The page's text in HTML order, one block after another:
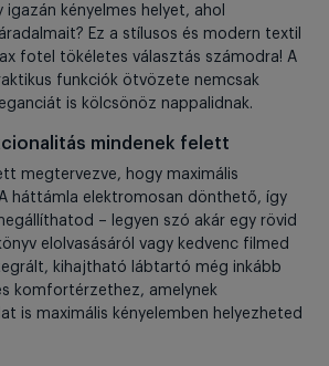
kényelmes helyet, ahol
Ez a stílusos és modern textil
fotel tökéletes választás számodra! A
funkciók ötvözete nemcsak
is kölcsönöz nappalidnak.
mindenek felett
megtervezve, hogy maximális
háttámla elektromosan dönthető, így
– legyen szó akár egy rövid
elolvasásáról vagy kedvenc filmed
kihajtható lábtartó még inkább
komfortérzethez, amelynek
is maximális kényelemben helyezheted